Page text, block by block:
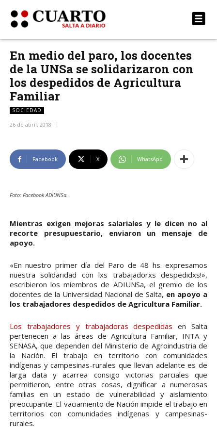
En medio del paro, los docentes
de la UNSa se solidarizaron con
los despedidos de Agricultura
Familiar
SOCIEDAD
26 de abril, 2018
Facebook X WhatsApp
Foto: Facebook ADIUNSa.
Mientras exigen mejoras salariales y le dicen no al
recorte presupuestario, enviaron un mensaje de
apoyo.
«En nuestro primer día del Paro de 48 hs. expresamos
nuestra solidaridad con lxs trabajadorxs despedidxs!»,
escribieron los miembros de ADIUNSa, el gremio de los
docentes de la Universidad Nacional de Salta, en apoyo a
los trabajadores despedidos de Agricultura Familiar.
Los trabajadores y trabajadoras despedidas en Salta
pertenecen a las áreas de Agricultura Familiar, INTA y
SENASA, que dependen del Ministerio de Agroindustria de
la Nación. El trabajo en territorio con comunidades
indígenas y campesinas-rurales que llevan adelante es de
larga data y acarrea consigo victorias parciales que
permitieron, entre otras cosas, dignificar a numerosas
familias en un estado de vulnerabilidad y aislamiento
preocupante. El vaciamiento de Nación impide el trabajo en
territorios con comunidades indígenas y campesinas-
rurales.